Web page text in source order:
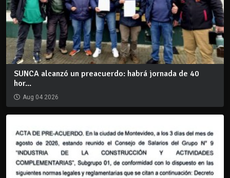
SUNCA alcanzó un preacuerdo: habrá jornada de 40
hor...
Aug 04 2026